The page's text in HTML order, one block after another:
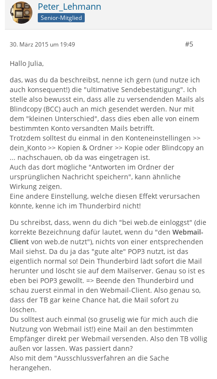
Peter_Lehmann
Senior-Mitglied
30. März 2015 um 19:49 #5
Hallo Julia,
das, was du da beschreibst, nenne ich gern (und nutze ich
auch konsequent!) die "ultimative Sendebestätigung". Ich
stelle also bewusst ein, dass alle zu versendenden Mails als
Blindcopy (BCC) auch an mich gesendet werden. Nur mit
dem "kleinen Unterschied", dass dies eben alle von einem
bestimmten Konto versandten Mails betrifft.
Trotzdem solltest du einmal in den Konteneinstellingen >>
dein_Konto >> Kopien & Ordner >> Kopie oder Blindcopy an
... nachschauen, ob da was eingetragen ist.
Auch das dort mögliche "Antworten im Ordner der
ursprünglichen Nachricht speichern", kann ähnliche
Wirkung zeigen.
Eine andere Einstellung, welche diesen Effekt verursachen
könnte, kenne ich im Thunderbird nicht!
Du schreibst, dass, wenn du dich "bei web.de einloggst" (die
korrekte Bezeichnung dafür lautet, wenn du "den Webmail-
Client von web.de nutzt"), nichts von einer entsprechenden
Mail siehst. Da du ja das "gute alte" POP3 nutzt, ist das
eigentlich normal so! Dein Thunderbird lädt sofort die Mail
herunter und löscht sie auf dem Mailserver. Genau so ist es
eben bei POP3 gewollt. => Beende den Thunderbird und
schau zuerst einmal in den Webmail-Client. Also genau so,
dass der TB gar keine Chance hat, die Mail sofort zu
löschen.
Du solltest auch einmal (so gruselig wie für mich auch die
Nutzung von Webmail ist!) eine Mail an den bestimmten
Empfänger direkt per Webmail versenden. Also den TB völlig
außen vor lassen. Was passiert dann?
Also mit dem "Ausschlussverfahren an die Sache
herangehen.